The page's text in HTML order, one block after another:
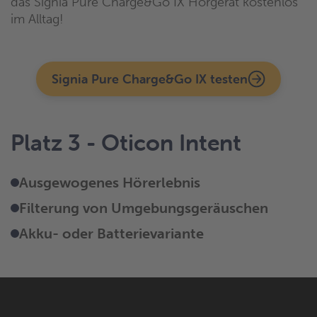
im Alltag!
Signia Pure Charge&Go IX testen
Platz 3 - Oticon Intent
Ausgewogenes Hörerlebnis
Filterung von Umgebungsgeräuschen
Akku- oder Batterievariante